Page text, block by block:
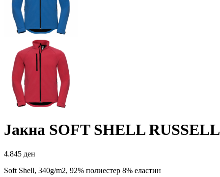
Јакна SOFT SHELL
4.845 ден
Soft Shell, 340g/m2, 92% полиестер 8% еластин